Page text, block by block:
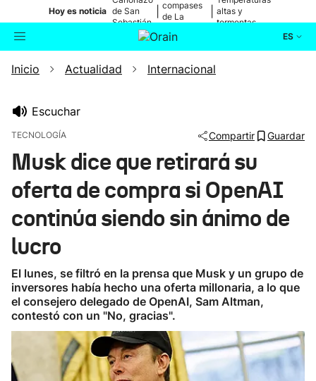
Hoy es noticia de San
Sebastián
compases
de La
altas y
tormentas
ES
Buscador Actualidad
Ikusmiran
Eguraldia
Inicio Actualidad Internacional
Escuchar
TECNOLOGÍA Compartir Guardar
Musk dice que retirará su
oferta de compra si OpenAI
continúa siendo sin ánimo de
lucro
El lunes, se filtró en la prensa que Musk y un grupo de
inversores había hecho una oferta millonaria, a lo que
el consejero delegado de OpenAI, Sam Altman,
contestó con un "No, gracias".